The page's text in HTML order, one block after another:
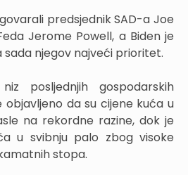
predsjednik SAD-a Joe
Jerome Powell, a Biden je
sada njegov najveći prioritet.
posljednjih gospodarskih
objavljeno da su cijene kuća u
na rekordne razine, dok je
u svibnju palo zbog visoke
stopa.